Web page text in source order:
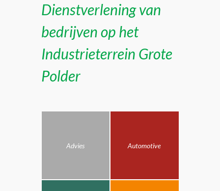
Dienstverlening van
bedrijven op het
Industrieterrein Grote
Polder
Advies Automotive